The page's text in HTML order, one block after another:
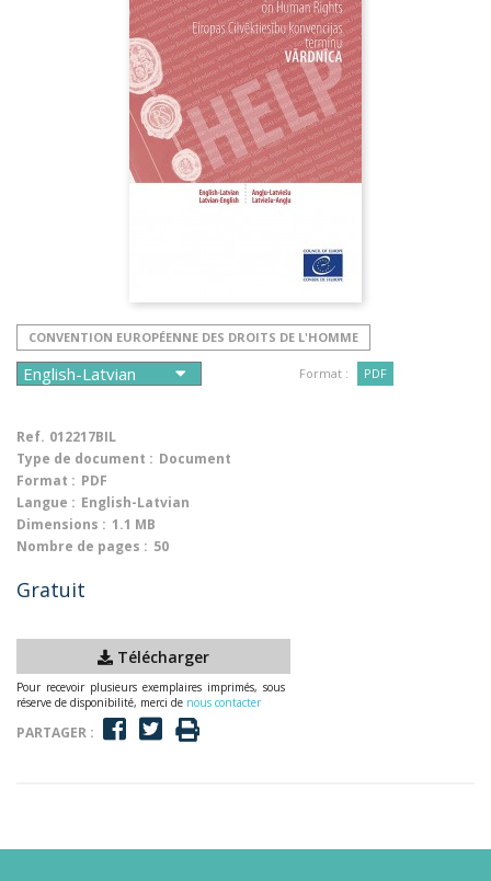
CONVENTION EUROPÉENNE DES DROITS DE L'HOMME
Format : PDF
Ref. 012217BIL
Type de document : Document
Format : PDF
Langue : English-Latvian
Dimensions : 1.1 MB
Nombre de pages : 50
Gratuit
Télécharger
Pour recevoir plusieurs exemplaires imprimés, sous
réserve de disponibilité, merci de nous contacter
PARTAGER :